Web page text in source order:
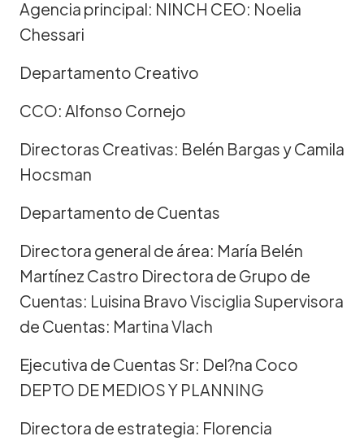
Agencia principal: NINCH CEO: Noelia
Chessari
Departamento Creativo
CCO: Alfonso Cornejo
Directoras Creativas: Belén Bargas y Camila
Hocsman
Departamento de Cuentas
Directora general de área: María Belén
Martínez Castro Directora de Grupo de
Cuentas: Luisina Bravo Visciglia Supervisora
de Cuentas: Martina Vlach
Ejecutiva de Cuentas Sr: Del?na Coco
DEPTO DE MEDIOS Y PLANNING
Directora de estrategia: Florencia